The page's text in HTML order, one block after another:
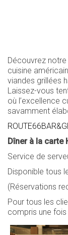
Découvrez
cuisine
viandes grillées
Laissez-vous
où l’excellence
savamment
Dîner à la carte
Service de
Disponible tous
(Réservations
Pour tous les
compris une